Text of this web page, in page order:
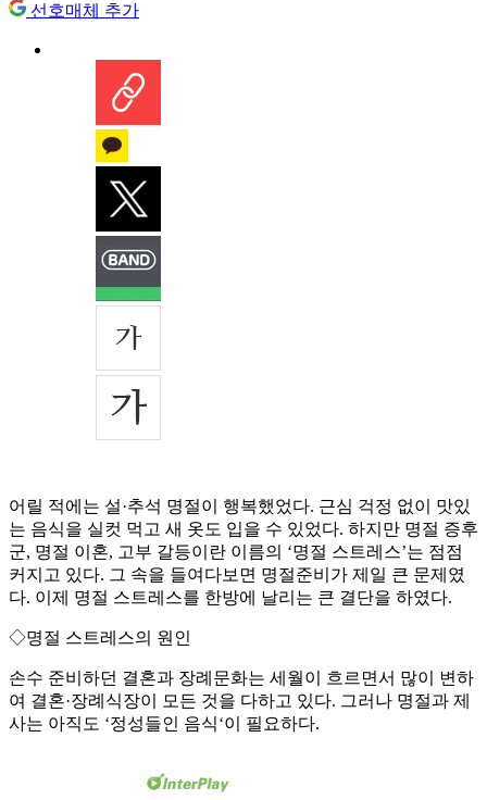
선호매체 추가
어릴 적에는 설·추석 명절이 행복했었다. 근심 걱정 없이 맛있
는 음식을 실컷 먹고 새 옷도 입을 수 있었다. 하지만 명절 증후
군, 명절 이혼, 고부 갈등이란 이름의 ‘명절 스트레스’는 점점
커지고 있다. 그 속을 들여다보면 명절준비가 제일 큰 문제였
다. 이제 명절 스트레스를 한방에 날리는 큰 결단을 하였다.
◇명절 스트레스의 원인
손수 준비하던 결혼과 장례문화는 세월이 흐르면서 많이 변하
여 결혼·장례식장이 모든 것을 다하고 있다. 그러나 명절과 제
사는 아직도 ‘정성들인 음식‘이 필요하다.